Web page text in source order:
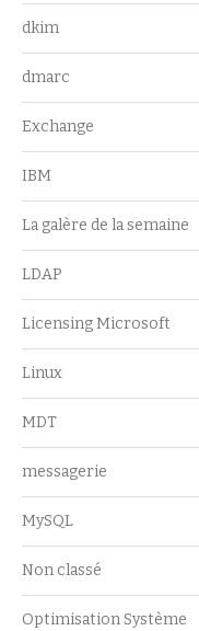
dkim
dmarc
Exchange
IBM
La galère de la semaine
LDAP
Licensing Microsoft
Linux
MDT
messagerie
MySQL
Non classé
Optimisation Système